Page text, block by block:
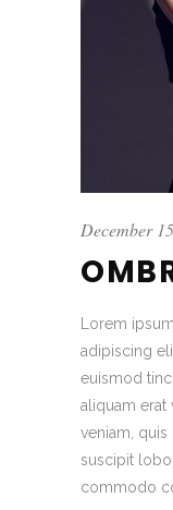
December
Lorem
adipiscing
euismod
aliquam erat
veniam,
suscipit
commodo